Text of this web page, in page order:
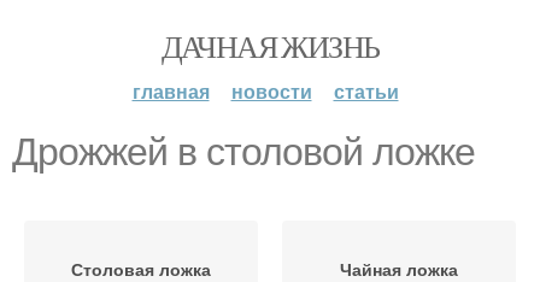
ДАЧНАЯ ЖИЗНЬ
главная новости статьи
Дрожжей в столовой ложке
Столовая ложка Чайная ложка